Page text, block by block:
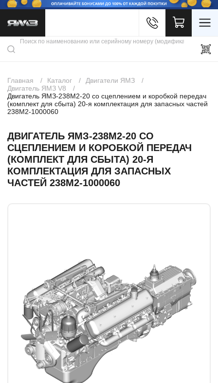
Каталог продукции
Скидки
Контакты
Главная Каталог
Двигатели ЯМЗ
Двигатель ЯМЗ V8
Двигатель ЯМЗ-238М2-20 со сцеплением и коробкой передач
(комплект для сбыта) 20-я комплектация для запасных частей
238М2-1000060
ДВИГАТЕЛЬ ЯМЗ-238М2-20 СО
СЦЕПЛЕНИЕМ И КОРОБКОЙ ПЕРЕДАЧ
(КОМПЛЕКТ ДЛЯ СБЫТА) 20-Я
КОМПЛЕКТАЦИЯ ДЛЯ ЗАПАСНЫХ
ЧАСТЕЙ 238М2-1000060